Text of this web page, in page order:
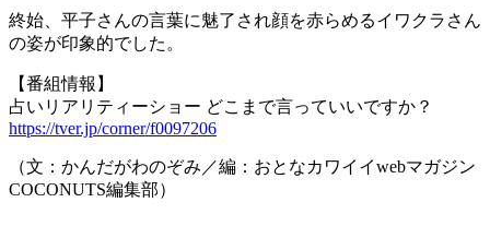
終始、平子さんの言葉に魅了され顔を赤らめるイワクラさん
の姿が印象的でした。
【番組情報】
占いリアリティーショー どこまで言っていいですか？
https://tver.jp/corner/f0097206
（文：かんだがわのぞみ／編：おとなカワイイwebマガジン
COCONUTS編集部）